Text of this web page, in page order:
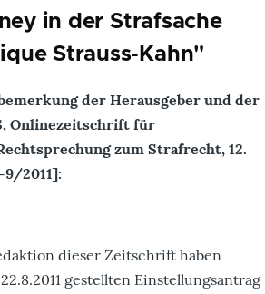
in der Strafsache
Strauss-Kahn"
der Herausgeber und der
Onlinezeitschrift für
zum Strafrecht, 12.
9/2011]:
dieser Zeitschrift haben
gestellten Einstellungsantrag